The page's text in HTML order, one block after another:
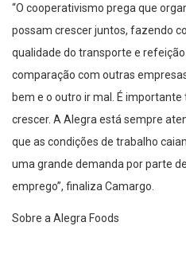
“O cooperativismo prega que
possam crescer juntos, fazendo
qualidade do transporte e
comparação com outras
bem e o outro ir mal. É
crescer. A Alegra está sempre
que as condições de trabalho
uma grande demanda por parte
emprego”, finaliza Camargo.
Sobre a Alegra Foods